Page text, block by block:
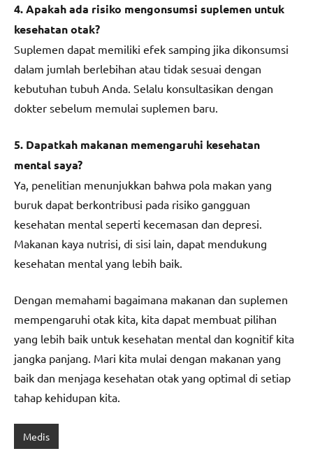
4. Apakah ada risiko mengonsumsi suplemen untuk
kesehatan otak?
Suplemen dapat memiliki efek samping jika dikonsumsi
dalam jumlah berlebihan atau tidak sesuai dengan
kebutuhan tubuh Anda. Selalu konsultasikan dengan
dokter sebelum memulai suplemen baru.
5. Dapatkah makanan memengaruhi kesehatan
mental saya?
Ya, penelitian menunjukkan bahwa pola makan yang
buruk dapat berkontribusi pada risiko gangguan
kesehatan mental seperti kecemasan dan depresi.
Makanan kaya nutrisi, di sisi lain, dapat mendukung
kesehatan mental yang lebih baik.
Dengan memahami bagaimana makanan dan suplemen
mempengaruhi otak kita, kita dapat membuat pilihan
yang lebih baik untuk kesehatan mental dan kognitif kita
jangka panjang. Mari kita mulai dengan makanan yang
baik dan menjaga kesehatan otak yang optimal di setiap
tahap kehidupan kita.
Medis